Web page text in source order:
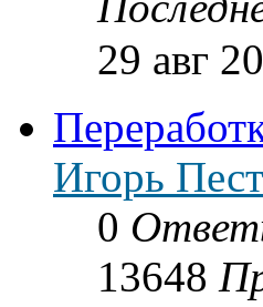
29 авг
Игорь
0
13648